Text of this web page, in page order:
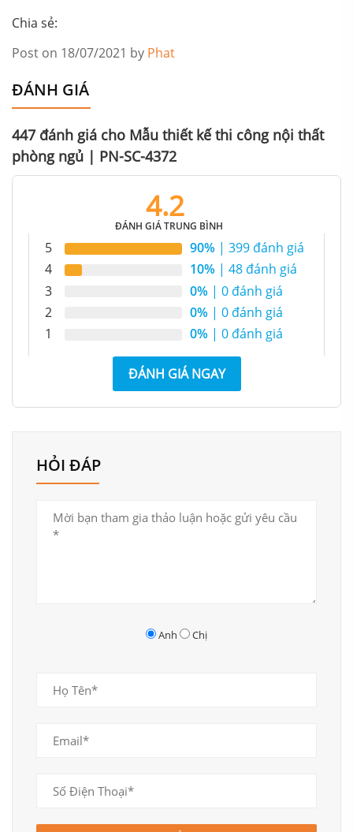
Nội thất hiện đại, tiện nghi
Chia sẻ:
Post on 18/07/2021 by Phat
ĐÁNH GIÁ
447 đánh giá cho Mẫu thiết kế thi công nội thất
phòng ngủ | PN-SC-4372
4.2
ĐÁNH GIÁ TRUNG BÌNH
5 90% | 399 đánh giá
4
10% | 48 đánh giá
3
0% | 0 đánh giá
2
0% | 0 đánh giá
1
0% | 0 đánh giá
ĐÁNH GIÁ NGAY
HỎI ĐÁP
Anh Chị